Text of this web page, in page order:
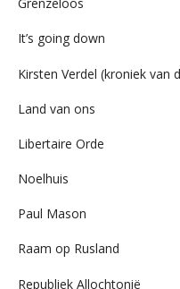
It’s going down
Kirsten Verdel (kroniek van
Land van ons
Libertaire Orde
Noelhuis
Paul Mason
Raam op Rusland
Republiek Allochtonië